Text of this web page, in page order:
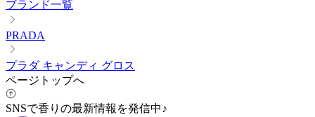
ブランド一覧
PRADA
プラダ キャンディ グロス
ページトップへ
SNSで香りの最新情報を発信中♪